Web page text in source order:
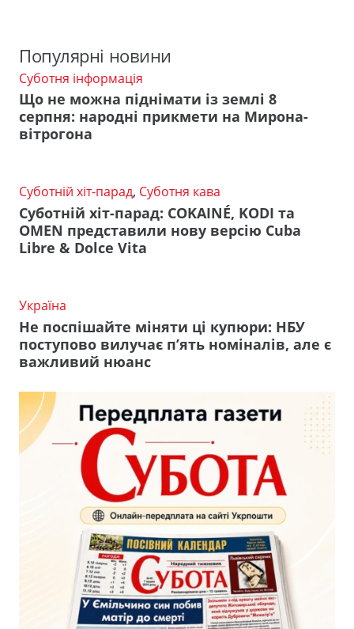
Популярні новини
Суботня інформація
Що не можна піднімати із землі 8
серпня: народні прикмети на Мирона-
вітрогона
Суботній хіт-парад, Суботня кава
Суботній хіт-парад: COKAINÉ, KODI та
OMEN представили нову версію Cuba
Libre & Dolce Vita
Україна
Не поспішайте міняти ці купюри: НБУ
поступово вилучає п’ять номіналів, але є
важливий нюанс